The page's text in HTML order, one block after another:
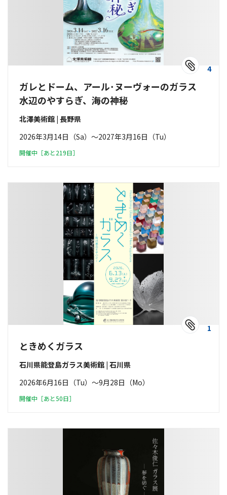
4
ガレとドーム、アール･ヌーヴォーのガラス
水辺のやすらぎ、海の神秘
北澤美術館 | 長野県
2026年3月14日（Sa）〜2027年3月16日（Tu）
開催中［あと219日］
1
ときめくガラス
石川県能登島ガラス美術館 | 石川県
2026年6月16日（Tu）〜9月28日（Mo）
開催中［あと50日］